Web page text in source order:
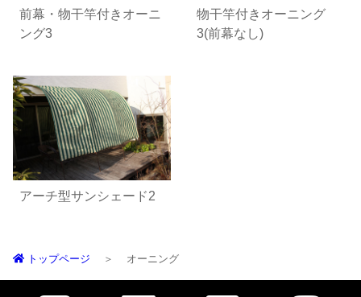
前幕・物干竿付きオーニ
ング3
物干竿付きオーニング
3(前幕なし)
アーチ型サンシェード2
トップページ オーニング